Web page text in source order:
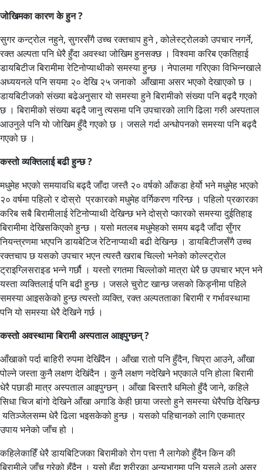
जोखिमका कारण के हुन ?
सुगर कन्ट्रोल नहुने, सुगरसँगै उच्च रक्तचाप हुने , कोलेस्ट्रोलको उपचार नगर्ने,
रक्त अल्पता पनि धेरै हुँदा अवस्था जोखिम हुनसक्छ । विश्वमा करिब एकतिहाई
डायबिटीज बिरामीमा रेटिनोप्याथीको समस्या हुन्छ । नेपालमा गरिएका विभिन्नखाले
अध्ययनले पनि सयमा २० देखि २५ जनाको आँखामा असर भएको देखाएको छ ।
डायबिटीजको संख्या बढेअनुसार यो समस्या हुने बिरामीको संख्या पनि बढ्दै गएको
छ । बिरामीको संख्या बढ्दै जानु त्यसमा पनि उपचारको लागि ढिला गरुी अस्पताल
आउनुले पनि यो जोखिम हुँदै गएको छ । जसले गर्दा अन्धोपनको समस्या पनि बढ्दै
गएको छ ।
कस्तो व्यक्तिलाई बढी हुन्छ ?
मधुमेह भएको समयावधि बढ्दै जाँदा जस्तै २० वर्षको आँकडा हेर्यो भने मधुमेह भएको
२० वर्षमा पहिलो र दोस्रो प्रकारको मधुमेह वर्गिकरण गरिन्छ । पहिलो प्रकारका
करिब सबै बिरामीलाई रेटिनोप्याथी देखिन्छ भने दोस्रो प्कारको समस्या दुईतिहाइ
बिरामीमा देखिसकिएको हुन्छ । यसो मतलब मधुमेहको समय बढ्दै जाँदा सुँगर
नियन्त्रणमा भएपनि डायबेटिज रेटिनाप्याथी बढी देखिन्छ । डायबिटीजसँगै उच्च
रक्तचाप छ यसको उपचार भएन त्यस्तै खराब चिल्लो भनेको कोल्स्ट्रोल
ट्राइग्लिसराइड भन्ने गर्छौ । यस्तो रगतमा चिल्लोको मात्रा धेरै छ उपचार भएन भने
यस्ता व्यक्तिलाई पनि बढी हुन्छ । जसले चुरोट खान्छ जसको किड्नीमा पहिले
समस्या आइसकेको हुन्छ त्यस्तो व्यक्ति, रक्त अल्पतताका बिरामी र गर्भावस्थामा
पनि यो समस्या धेरै देखिने गर्छ ।
कस्तो अवस्थामा बिरामी अस्पताल आइपुग्छन् ?
आँखाको पर्दा बाहिरी रुपमा देखिँदैन । आँखा रातो पनि हुँदैन, चिप्रा आउने, आँखा
पोल्ने जस्ता कुनै लक्षण देखिंदैन । कुनै लक्षण नदेखिने भएकाले पनि होला बिरामी
धेरै पछाडी मात्र अस्पताल आइपुग्छन् । आँखा बिस्तारै धमिलो हुँदै जाने, कहिले
सिधा चिज बांगो देखिने आँखा अगाडि केही छाया जस्तो हुने समस्या धेरैपछि देखिन्छ
यतिञ्जेलसम्म धेरै ढिला भइसकेको हुन्छ । यसको पहिचानको लागि एकमात्र
उपाय भनेको जाँच हो ।
कहिलेकाहिँ धेरै डायबिटिजका बिरामीको रोग पत्ता नै लागेको हुँदैन किन की
बिरामीले जाँच गरेको हुँदैन । यसो हुँदा शरीरका अन्यभागमा पनि यसले ठूलो असर